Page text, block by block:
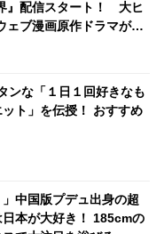
』配信スタート！ 大ヒ
ェブ漫画原作ドラマがつ
ンな「１日１回好きなも
ト」を伝授！ おすすめ
」中国版プデュ出身の超
本が大好き！ 185cmの